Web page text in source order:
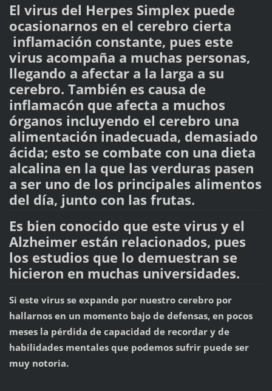
El virus del Herpes Simplex puede
ocasionarnos en el cerebro cierta
inflamación constante, pues este
virus acompaña a muchas personas,
llegando a afectar a la larga a su
cerebro. También es causa de
inflamacón que afecta a muchos
órganos incluyendo el cerebro una
alimentación inadecuada, demasiado
ácida; esto se combate con una dieta
alcalina en la que las verduras pasen
a ser uno de los principales alimentos
del día, junto con las frutas.
Es bien conocido que este virus y el
Alzheimer están relacionados, pues
los estudios que lo demuestran se
hicieron en muchas universidades.
Si este virus se expande por nuestro cerebro por
hallarnos en un momento bajo de defensas, en pocos
meses la pérdida de capacidad de recordar y de
habilidades mentales que podemos sufrir puede ser
muy notoria.